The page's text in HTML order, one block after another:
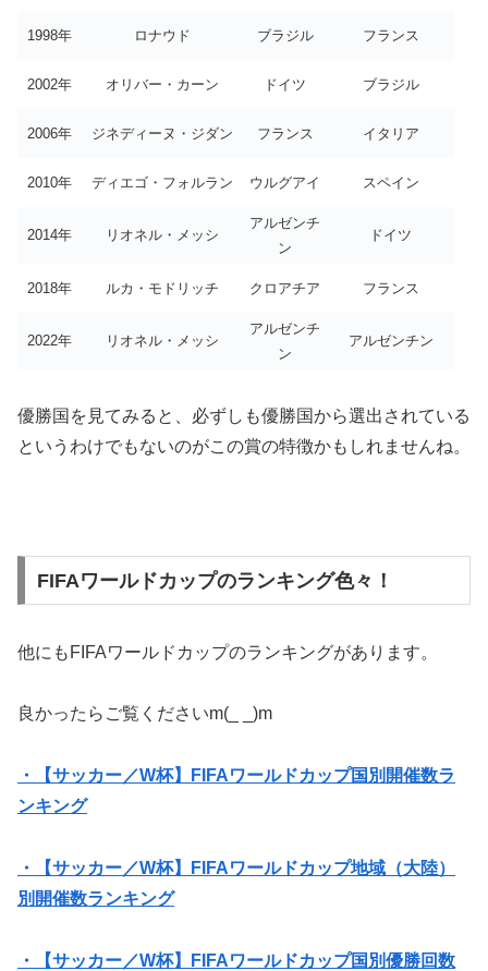
1998年 ロナウド ブラジル フランス
2002年 オリバー・カーン ドイツ ブラジル
2006年 ジネディーヌ・ジダン フランス イタリア
2010年 ディエゴ・フォルラン ウルグアイ スペイン
2014年 リオネル・メッシ
アルゼンチ
ン
ドイツ
2018年 ルカ・モドリッチ クロアチア フランス
2022年 リオネル・メッシ
アルゼンチ
ン
アルゼンチン
優勝国を見てみると、必ずしも優勝国から選出されている
というわけでもないのがこの賞の特徴かもしれませんね。
FIFAワールドカップのランキング色々！
他にもFIFAワールドカップのランキングがあります。
良かったらご覧くださいm(_ _)m
・【サッカー／W杯】FIFAワールドカップ国別開催数ラ
ンキング
・【サッカー／W杯】FIFAワールドカップ地域（大陸）
別開催数ランキング
・【サッカー／W杯】FIFAワールドカップ国別優勝回数